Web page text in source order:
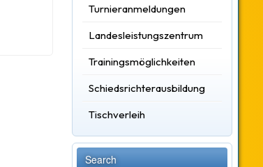
Turnieranmeldungen
Landesleistungszentrum
Trainingsmöglichkeiten
Schiedsrichterausbildung
Tischverleih
Search